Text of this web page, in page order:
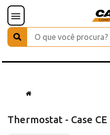
Thermostat - Case CE